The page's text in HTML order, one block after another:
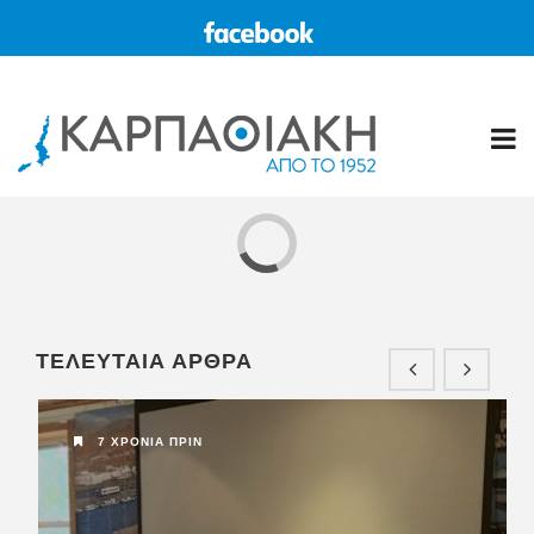
Η “ΚΑΡΠΑΘΙΑΚΗ” στο διαδίκτυο
www.karpa...
5 ΧΡΌΝΙΑ ΠΡΙΝ
ΤΕΛΕΥΤΑΙΑ ΑΡΘΡΑ
7 ΧΡΌΝΙΑ ΠΡΙΝ